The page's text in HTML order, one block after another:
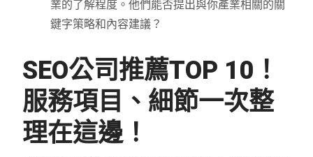
業的了解程度。他們能否提出與你產業相關的關
鍵字策略和內容建議？
SEO公司推薦TOP 10！
服務項目、細節一次整
理在這邊！